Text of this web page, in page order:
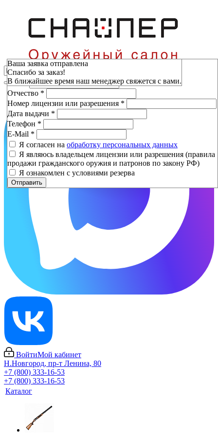
ВойтиМой кабинет
Н.Новгород, пр-т Ленина, 80
+7 (800) 333-16-53
+7 (800) 333-16-53
Каталог
Зарезервировать
Фамилия*
Имя*
Отчество *
Номер лицензии или разрешения *
Дата выдачи *
Телефон *
E-Mail *
Я согласен на обработку персональных данных
Я являюсь владельцем лицензии или разрешения (правила
продажи гражданского оружия и патронов по закону РФ)
Я ознакомлен с условиями резерва
Отправить
Ваша заявка отправлена
Спасибо за заказ!
В ближайшее время наш менеджер свяжется с вами.